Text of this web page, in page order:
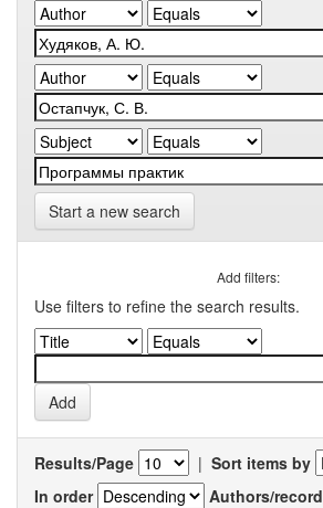
Start a new search
Add filters:
Use filters to refine the search results.
Results/Page | Sort items by
In order
Authors/record